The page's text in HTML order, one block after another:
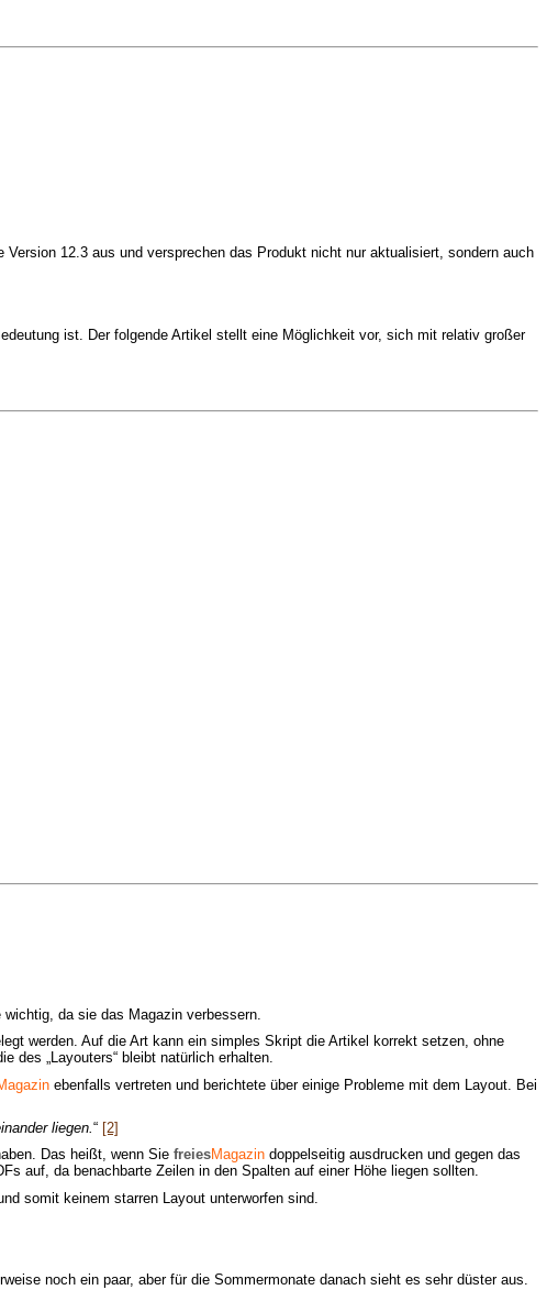
12.3 aus und versprechen das Produkt nicht nur aktualisiert, sondern auch
ist. Der folgende Artikel stellt eine Möglichkeit vor, sich mit relativ großer
da sie das Magazin verbessern.
werden. Auf die Art kann ein simples Skript die Artikel korrekt setzen, ohne
des „Layouters“ bleibt natürlich erhalten.
ebenfalls vertreten und berichtete über einige Probleme mit dem Layout. Bei
liegen. “ [2]
Das heißt, wenn Sie freiesMagazin doppelseitig ausdrucken und gegen das
auf, da benachbarte Zeilen in den Spalten auf einer Höhe liegen sollten.
somit keinem starren Layout unterworfen sind.
noch ein paar, aber für die Sommermonate danach sieht es sehr düster aus.